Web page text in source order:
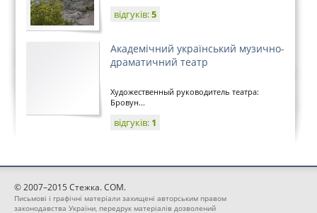
відгуків:5
Академічний український музично-
драматичний театр
Художественный руководитель театра:
Бровун...
відгуків: 1
© 2007–2015 Стежка. COM.
Письмові і графічні матеріали захищені авторським правом
законодавства України, передрук матеріалів дозволений